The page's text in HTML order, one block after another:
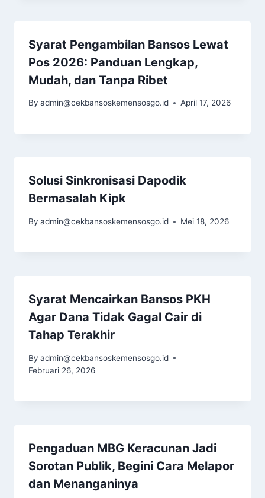
Syarat Pengambilan Bansos Lewat
Pos 2026: Panduan Lengkap,
Mudah, dan Tanpa Ribet
By admin@cekbansoskemensosgo.id April 17, 2026
Solusi Sinkronisasi Dapodik
Bermasalah Kipk
By admin@cekbansoskemensosgo.id Mei 18, 2026
Syarat Mencairkan Bansos PKH
Agar Dana Tidak Gagal Cair di
Tahap Terakhir
By admin@cekbansoskemensosgo.id
Februari 26, 2026
Pengaduan MBG Keracunan Jadi
Sorotan Publik, Begini Cara Melapor
dan Menanganinya